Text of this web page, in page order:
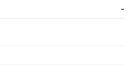
-